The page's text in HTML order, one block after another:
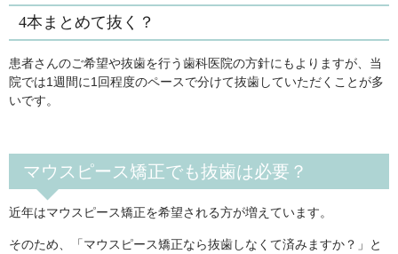
4本まとめて抜く？
患者さんのご希望や抜歯を行う歯科医院の方針にもよりますが、当
院では1週間に1回程度のペースで分けて抜歯していただくことが多
いです。
マウスピース矯正でも抜歯は必要？
近年はマウスピース矯正を希望される方が増えています。
そのため、「マウスピース矯正なら抜歯しなくて済みますか？」と